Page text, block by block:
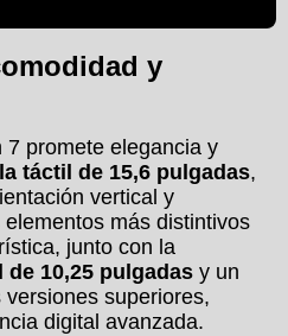
y
7 promete elegancia y
táctil de 15,6 pulgadas,
vertical y
más distintivos
junto con la
10,25 pulgadas y un
versiones superiores,
digital avanzada.